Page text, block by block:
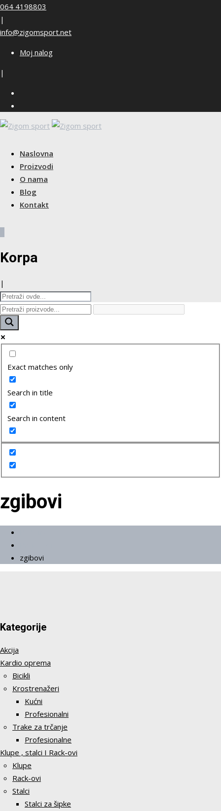
Skip
to
content
064 4198803
|
info@zigomsport.net
Moj nalog
|
Naslovna
Proizvodi
O nama
Blog
Kontakt
Korpa
|
Exact matches only
Search in title
Search in content
zgibovi
zgibovi
Kategorije
Akcija
Kardio oprema
Bicikli
Krostrenažeri
Kućni
Profesionalni
Trake za trčanje
Profesionalne
Klupe , stalci I Rack-ovi
Klupe
Rack-ovi
Stalci
Stalci za šipke